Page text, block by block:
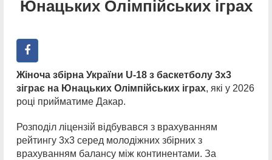
Юнацьких Олімпійських іграх
Жіноча збірна України U-18 з баскетболу 3х3
зіграє на Юнацьких Олімпійських іграх, які у 2026
році прийматиме Дакар.
Розподіл ліцензій відбувався з врахуванням
рейтингу 3х3 серед молодіжних збірних з
врахуванням балансу між континентами. За